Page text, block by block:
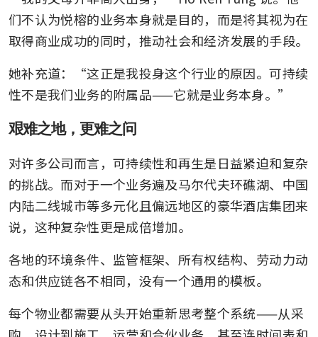
们不认为悦榕的业务本身就是目的，而是将其视为在
取得商业成功的同时，推动社会和经济发展的手段。
她补充道：“这正是我投身这个行业的原因。可持续
性不是我们业务的附属品——它就是业务本身。”
艰难之地，更难之问
对许多公司而言，可持续性和再生是日益紧迫和复杂
的挑战。而对于一个业务遍及马尔代夫环礁湖、中国
内陆二线城市等多元化且偏远地区的豪华酒店集团来
说，这种复杂性更是成倍增加。
各地的环境条件、监管框架、所有权结构、劳动力动
态和供应链各不相同，没有一个通用的模板。
每个物业都需要从头开始重新思考整个系统——从采